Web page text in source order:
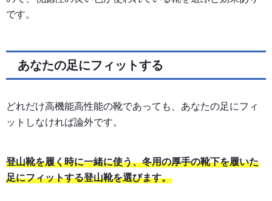
です。
あなたの足にフィットする
どれだけ高機能高性能の靴であっても、あなたの足にフィ
ットしなければ論外です。
登山靴を履く時に一緒に使う、冬用の厚手の靴下を履いた
足にフィットする登山靴を選びます。